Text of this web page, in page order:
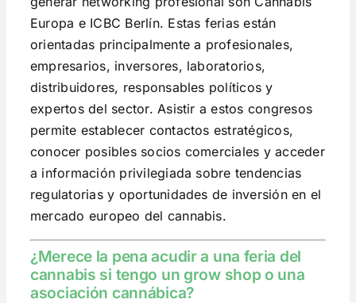
Europa e ICBC Berlín. Estas ferias están
orientadas principalmente a profesionales,
empresarios, inversores, laboratorios,
distribuidores, responsables políticos y
expertos del sector. Asistir a estos congresos
permite establecer contactos estratégicos,
conocer posibles socios comerciales y acceder
a información privilegiada sobre tendencias
regulatorias y oportunidades de inversión en el
mercado europeo del cannabis.
¿Merece la pena acudir a una feria del
cannabis si tengo un grow shop o una
asociación cannábica?